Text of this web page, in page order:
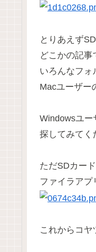
とりあえず
どこかの記事
いろんなフォ
Macユーザー
Windowsユー
探してみてく
ただSDカー
ファイラアプ
これからコヤ